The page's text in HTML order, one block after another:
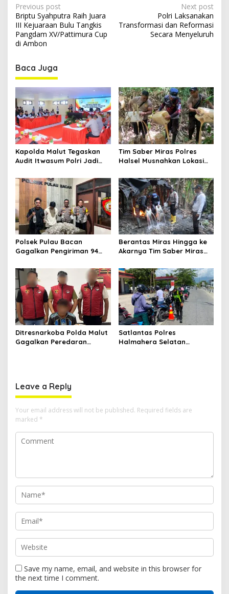
P
o
s
t
n
a
v
i
g
a
t
i
o
n
Previous post
Briptu Syahputra Raih Juara
III Kejuaraan Bulu Tangkis
Pangdam XV/Pattimura Cup
di Ambon
Next post
Polri Laksanakan
Transformasi dan Reformasi
Secara Menyeluruh
Baca Juga
Kapolda Malut Tegaskan
Audit Itwasum Polri Jadi
Akuntabilitas dan Kinerja
Tim Saber Miras Polres
Halsel Musnahkan Lokasi
Desa Sawadai
Polsek Pulau Bacan
Gagalkan Pengiriman 94
Tikus di Pelabuhan Kupal
Berantas Miras Hingga ke
Akarnya Tim Saber Miras
Bongkar Penyulingan Cap
Tikus Aktif
Ditresnarkoba Polda Malut
Gagalkan Peredaran
Satlantas Polres
Halmahera Selatan
Leave a Reply
Your email address will not be published. Required fields are
marked *
Save my name, email, and website in this browser for
the next time I comment.